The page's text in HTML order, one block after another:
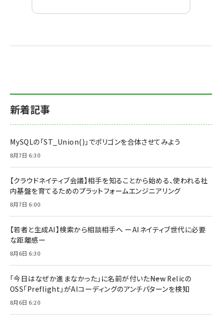
新着記事
MySQLの「ST_Union()」でポリゴンを合体させてみよう
8月7日 6:30
【クラウドネイティブ会議】相手を知ることから始める、使われる社
内基盤を育てるためのプラットフォームエンジニアリング
8月7日 6:00
【若者と生成AI】検索から相談相手へ ーAIネイティブ世代に必要
な距離感ー
8月6日 6:30
「今日はなぜか進まなかった」に名前が付いた――New Relicの
OSS「Preflight」がAIコーディングのアンチパターンを検知
8月6日 6:20